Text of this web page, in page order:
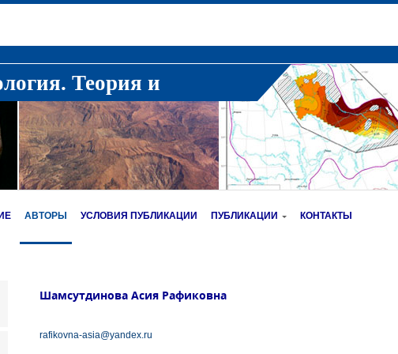
Теория и
АВТОРЫ УСЛОВИЯ ПУБЛИКАЦИИ ПУБЛИКАЦИИ КОНТАКТЫ
Шамсутдинова Асия Рафиковна
rafikovna-asia@yandex.ru